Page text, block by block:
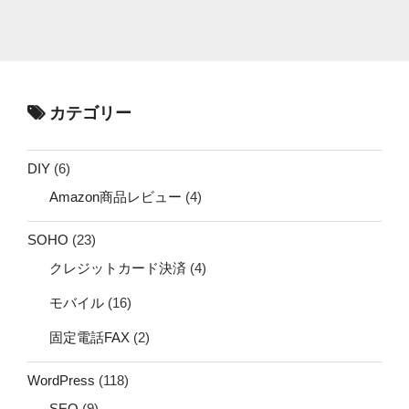
カテゴリー
DIY (6)
Amazon商品レビュー (4)
SOHO (23)
クレジットカード決済 (4)
モバイル (16)
固定電話FAX (2)
WordPress (118)